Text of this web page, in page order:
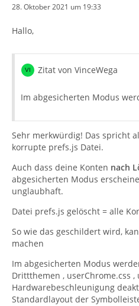
28. Oktober 2021 um 19:33
Hallo,
Zitat von VinceWega
Im abgesicherten Modus
Sehr merkwürdig! Das spricht
korrupte prefs.js Datei.
Auch dass deine Konten nach
abgesicherten Modus
unglaubhaft.
Datei prefs.js gelöscht = alle
So wie das geschildert wird,
machen
Im abgesicherten Modus
Drittthemen , userChrome.css ,
Hardwarebeschleunigung
Standardlayout der